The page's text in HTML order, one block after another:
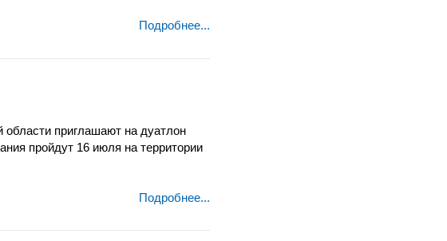
Подробнее...
приглашают на дуатлон
пройдут 16 июля на территории
Подробнее...